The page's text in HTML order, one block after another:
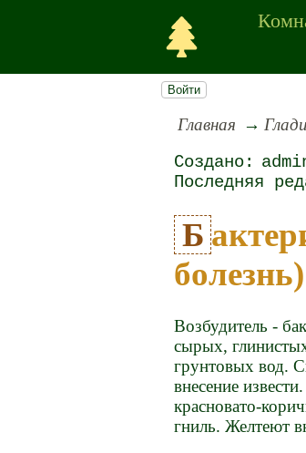
Войти
Главная
Бактериальная парша (лаковая
болезнь)
Возбудитель -
сырых,
грунтовых вод.
внесение
красновато-
гниль. Желтеют